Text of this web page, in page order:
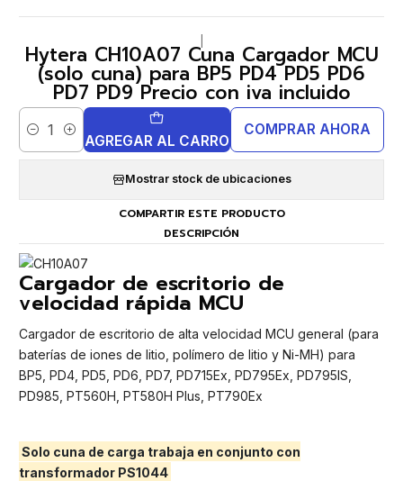
Hytera CH10A07 Cuna Cargador MCU
(solo cuna) para BP5 PD4 PD5 PD6
PD7 PD9 Precio con iva incluido
Cantidad AGREGAR AL CARRO
COMPRAR AHORA
Mostrar stock de ubicaciones
COMPARTIR ESTE PRODUCTO
DESCRIPCIÓN
Cargador de escritorio de
velocidad rápida MCU
Cargador de escritorio de alta velocidad MCU general (para
baterías de iones de litio, polímero de litio y Ni-MH) para
BP5, PD4, PD5, PD6, PD7, PD715Ex, PD795Ex, PD795IS,
PD985, PT560H, PT580H Plus, PT790Ex
Solo cuna de carga trabaja en conjunto con
transformador PS1044